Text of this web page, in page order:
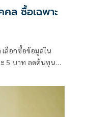
ล ซื้อเฉพาะ
ลือกซื้อข้อมูลใน
ะ 5 บาท ลดต้นทุน